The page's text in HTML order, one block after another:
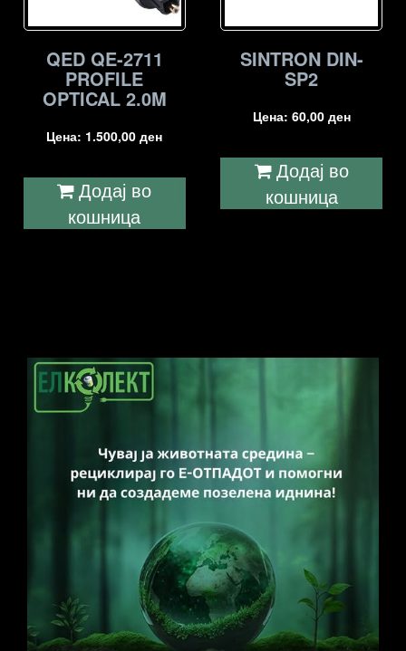
QED QE-2711
PROFILE
OPTICAL 2.0M
Цена: 1.500,00ден
Додај во
кошница
SINTRON DIN-
SP2
Цена: 60,00 ден
Додај во
кошница